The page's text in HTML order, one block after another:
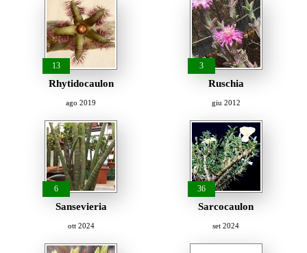
13
Rhytidocaulon
ago 2019
3
Ruschia
giu 2012
6
Sansevieria
ott 2024
36
Sarcocaulon
set 2024